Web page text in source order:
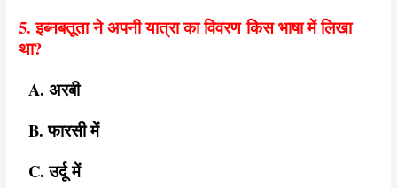
5. इब्नबतूता ने अपनी यात्रा का विवरण किस भाषा में लिखा
था?
A. अरबी
B. फारसी में
C. उर्दू में